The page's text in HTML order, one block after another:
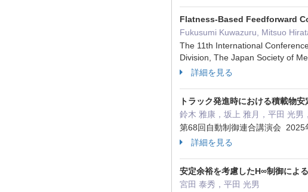
Flatness-Based Feedforward
Fukusumi Kuwazuru, Mitsuo
The 11th International
Division, The Japan Society of
詳細を見る
トラック発進時における積載物
鈴木 雅康，坂上 雅月，平田 光男
第68回自動制御連合講演会
詳細を見る
安定余裕を考慮したH∞制御によ
宮田 泰秀，平田 光男